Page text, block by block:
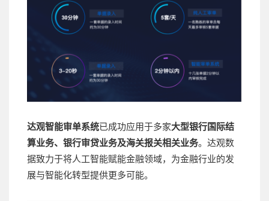
达观智能审单系统已成功应用于多家大型银行国际结
算业务、银行审贷业务及海关报关相关业务。达观数
据致力于将人工智能赋能金融领域，为金融行业的发
展与智能化转型提供更多可能。